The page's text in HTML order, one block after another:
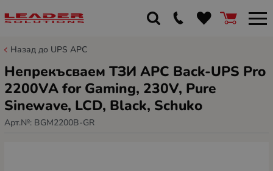
Назад до UPS APC
Непрекъсваем ТЗИ APC Back-UPS Pro
2200VA for Gaming, 230V, Pure
Sinewave, LCD, Black, Schuko
Арт.№: BGM2200B-GR